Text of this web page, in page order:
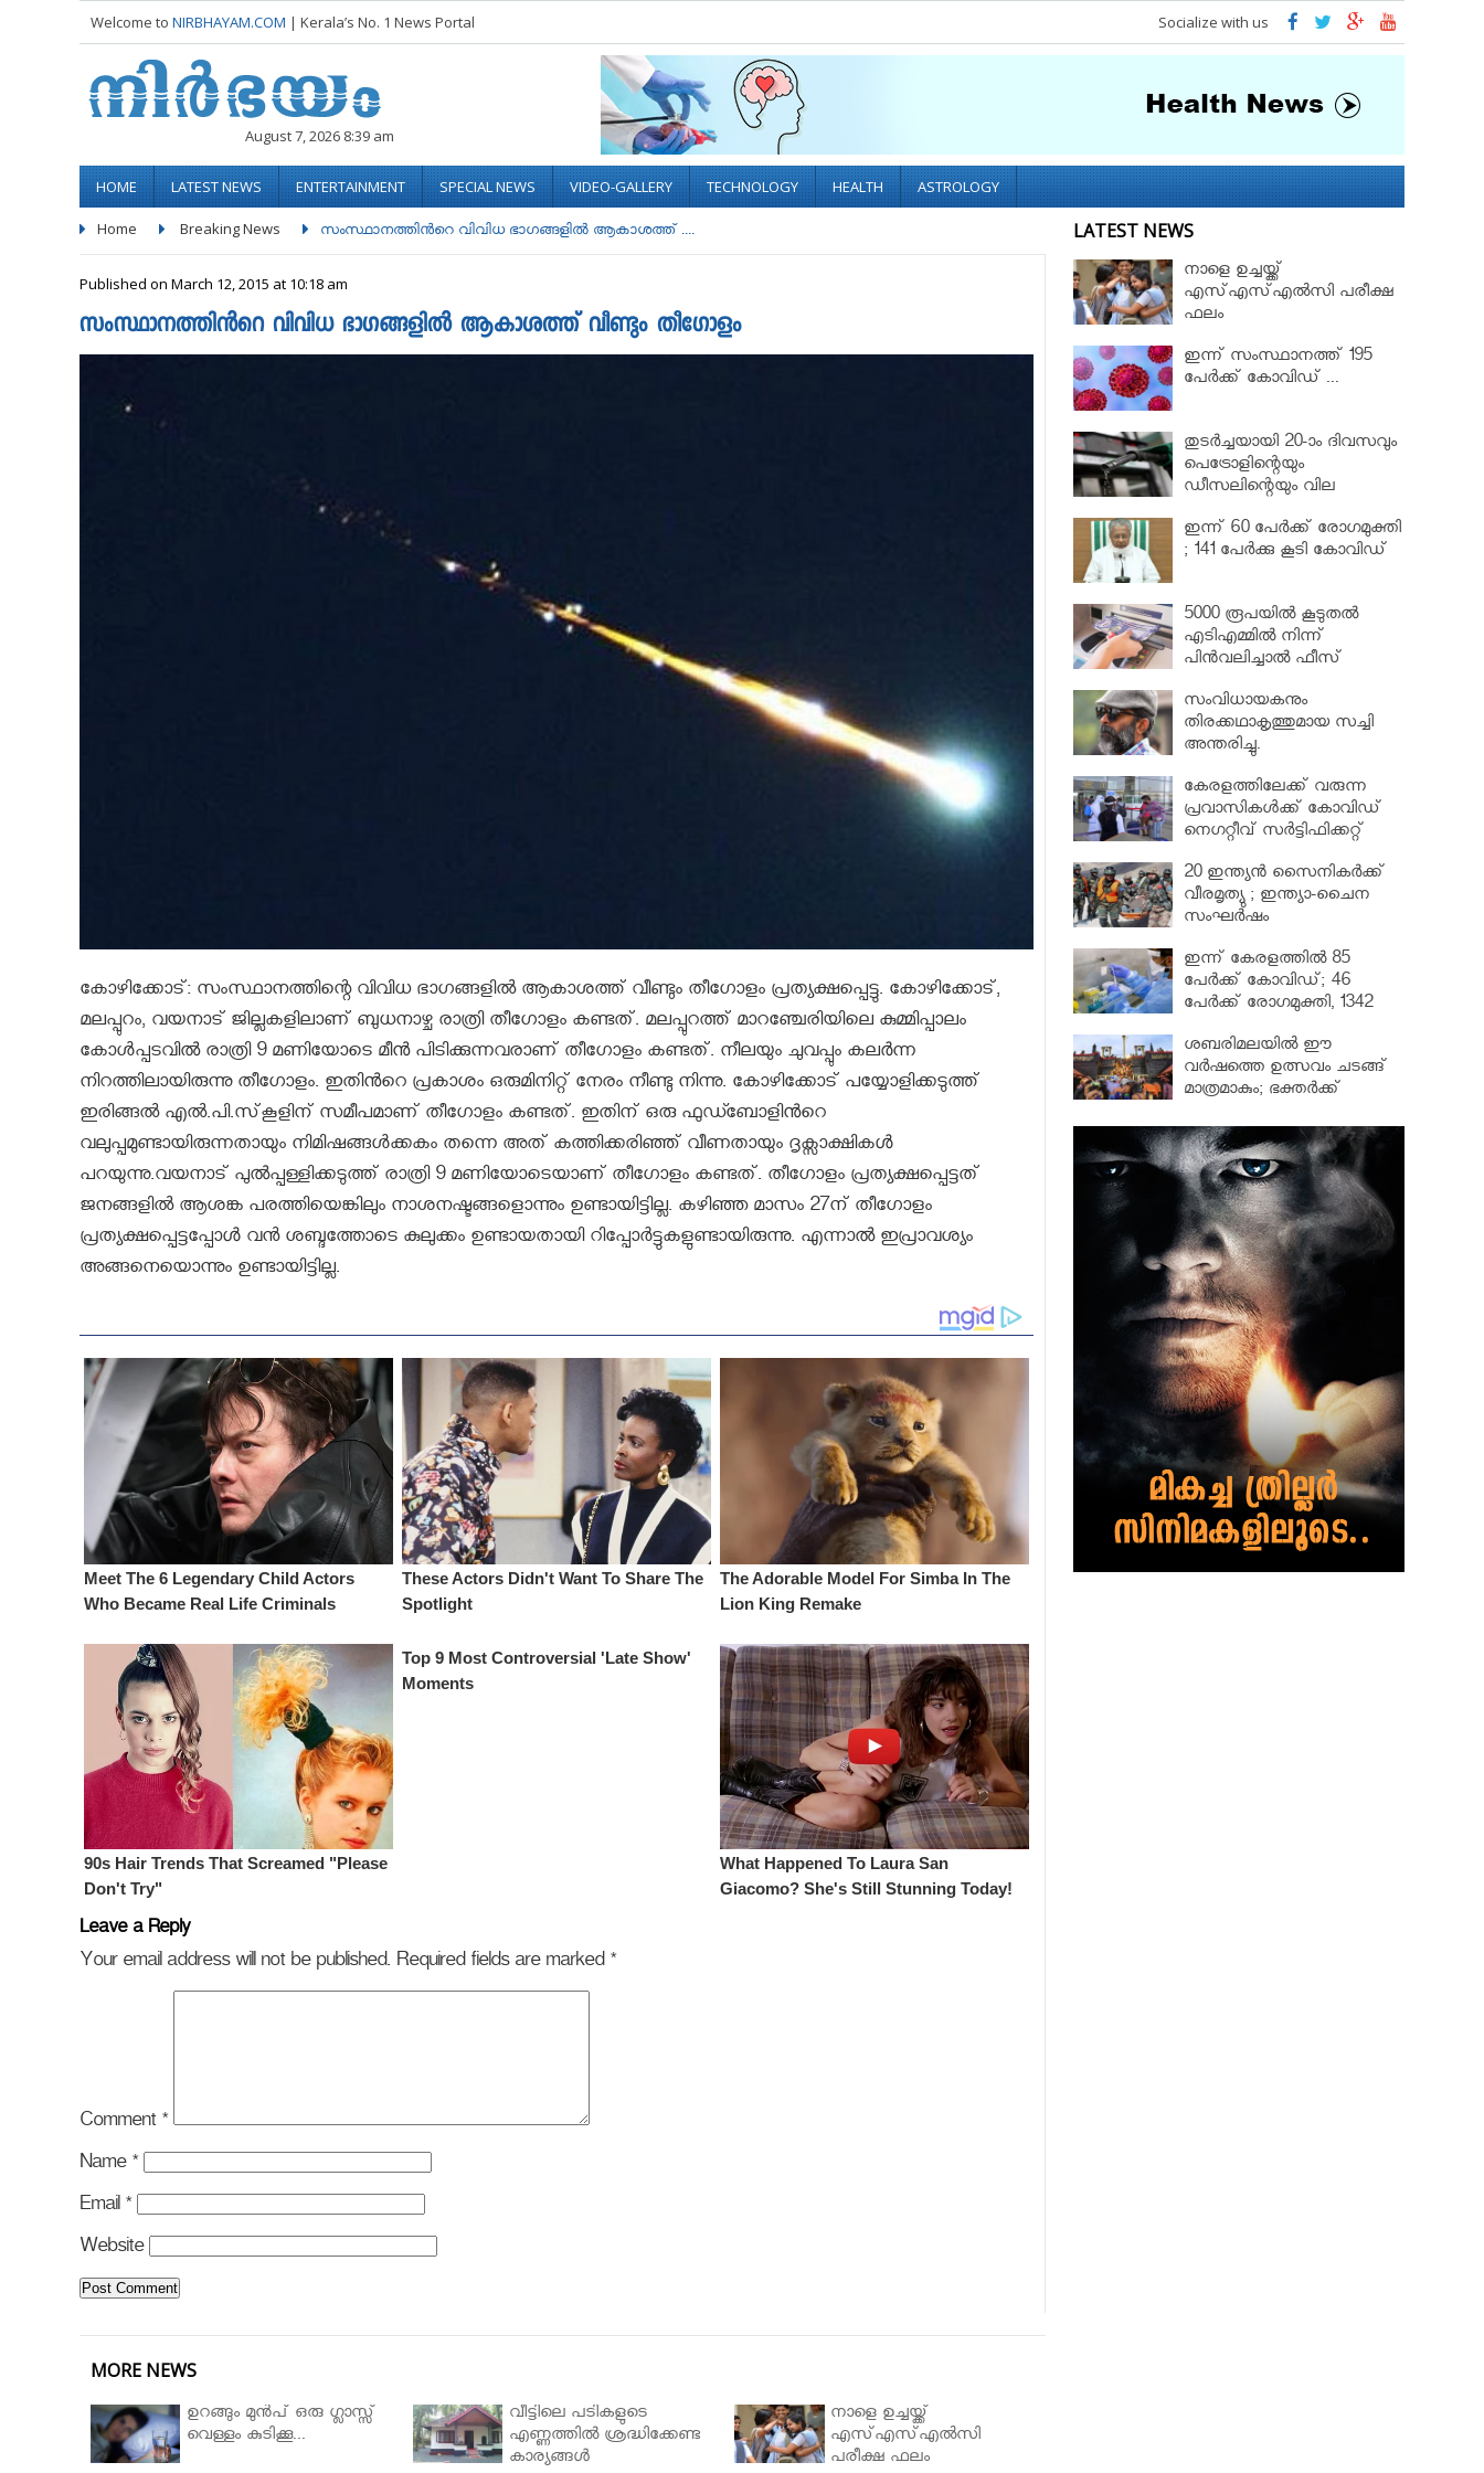
Welcome to NIRBHAYAM.COM | Kerala’s No. 1 News Portal Socialize with us
August 7, 2026 8:39 am
HOME LATEST NEWS ENTERTAINMENT SPECIAL NEWS VIDEO-GALLERY TECHNOLOGY HEALTH ASTROLOGY
Home Breaking News സംസ്ഥാനത്തിൻറെ വിവിധ ഭാഗങ്ങളിൽ ആകാശത്ത് ....
Published on March 12, 2015 at 10:18 am
സംസ്ഥാനത്തിൻറെ വിവിധ ഭാഗങ്ങളിൽ ആകാശത്ത് വീണ്ടും തീഗോളം
കോഴിക്കോട്: സംസ്ഥാനത്തിന്റെ വിവിധ ഭാഗങ്ങളില്‍ ആകാശത്ത് വീണ്ടും തീഗോളം പ്രത്യക്ഷപ്പെട്ടു. കോഴിക്കോട്,
മലപ്പുറം, വയനാട് ജില്ലകളിലാണ് ബുധനാഴ്ച രാത്രി തീഗോളം കണ്ടത്. മലപ്പുറത്ത് മാറഞ്ചേരിയിലെ കുമ്മിപ്പാലം
കോള്‍പ്പടവിൽ രാത്രി 9 മണിയോടെ മീൻ പിടിക്കുന്നവരാണ് തീഗോളം കണ്ടത്. നീലയും ചുവപ്പും കലർന്ന
നിറത്തിലായിരുന്നു തീഗോളം. ഇതിൻറെ പ്രകാശം ഒരുമിനിറ്റ് നേരം നീണ്ടു നിന്നു. കോഴിക്കോട് പയ്യോളിക്കടുത്ത്
ഇരിങ്ങല്‍ എല്‍.പി.സ്‌കൂളിന് സമീപമാണ് തീഗോളം കണ്ടത്. ഇതിന് ഒരു ഫുഡ്ബോളിൻറെ
വലുപ്പമുണ്ടായിരുന്നതായും നിമിഷങ്ങള്‍ക്കകം തന്നെ അത് കത്തിക്കരിഞ്ഞ് വീണതായും ദൃക്സാക്ഷികൾ
പറയുന്നു.വയനാട് പുൽപ്പള്ളിക്കടുത്ത് രാത്രി 9 മണിയോടെയാണ് തീഗോളം കണ്ടത്. തീഗോളം പ്രത്യക്ഷപ്പെട്ടത്
ജനങ്ങളില്‍ ആശങ്ക പരത്തിയെങ്കിലും നാശനഷ്ടങ്ങളൊന്നും ഉണ്ടായിട്ടില്ല. കഴിഞ്ഞ മാസം 27ന് തീഗോളം
പ്രത്യക്ഷപ്പെട്ടപ്പോൾ വന്‍ ശബ്ദത്തോടെ കുലുക്കം ഉണ്ടായതായി റിപ്പോര്‍ട്ടുകളുണ്ടായിരുന്നു. എന്നാൽ ഇപ്രാവശ്യം
അങ്ങനെയൊന്നും ഉണ്ടായിട്ടില്ല.
Leave a Reply
Your email address will not be published. Required fields are marked *
Comment *
Name *
Email *
Website
MORE NEWS
ഉറങ്ങും മുന്‍പ് ഒരു ഗ്ലാസ്സ്
വെള്ളം കുടിക്കൂ...
വീട്ടിലെ പടികളുടെ
എണ്ണത്തിൽ ശ്രദ്ധിക്കേണ്ട
കാര്യങ്ങൾ
നാളെ ഉച്ചയ്ക്ക്
എസ്എസ്എല്‍സി
പരീക്ഷ ഫലം
LATEST NEWS
നാളെ ഉച്ചയ്ക്ക്
എസ്എസ്എല്‍സി പരീക്ഷ
ഫലം
ഇന്ന് സംസ്ഥാനത്ത് 195
പേര്‍ക്ക് കോവിഡ് ...
തുടർച്ചയായി 20-ാം ദിവസവും
പെട്രോളിന്റെയും
ഡീസലിന്റെയും വില
ഇന്ന് 60 പേർക്ക് രോഗമുക്തി
; 141 പേര്‍ക്കു കൂടി കോവിഡ്
5000 രൂപയിൽ കൂടുതൽ
എടിഎമ്മിൽ നിന്ന്
പിൻവലിച്ചാൽ ഫീസ്
സംവിധായകനും
തിരക്കഥാകൃത്തുമായ സച്ചി
അന്തരിച്ചു.
കേരളത്തിലേക്ക് വരുന്ന
പ്രവാസികള്‍ക്ക് കോവിഡ്
നെഗറ്റീവ് സര്‍ട്ടിഫിക്കറ്റ്
20 ഇന്ത്യൻ സൈനികർക്ക്
വീരമൃത്യു ; ഇന്ത്യാ-ചൈന
സംഘർഷം
ഇന്ന് കേരളത്തിൽ 85
പേർക്ക് കോവിഡ്; 46
പേർക്ക് രോഗമുക്തി, 1342
ശബരിമലയില്‍ ഈ
വർഷത്തെ ഉത്സവം ചടങ്ങ്
മാത്രമാകും; ഭക്തർക്ക്